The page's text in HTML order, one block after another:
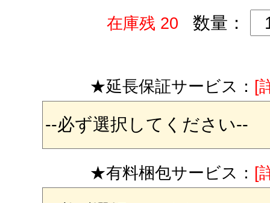
在庫残 20 数量：
★延長保証サービス： [
★有料梱包サービス： [